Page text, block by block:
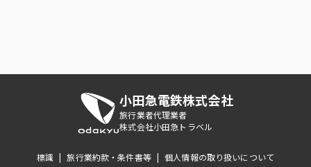
小田急電鉄株式会社
旅行業者代理業者
株式会社小田急トラベル
標識 | 旅行業約款・条件書等 | 個人情報の取り扱いについて